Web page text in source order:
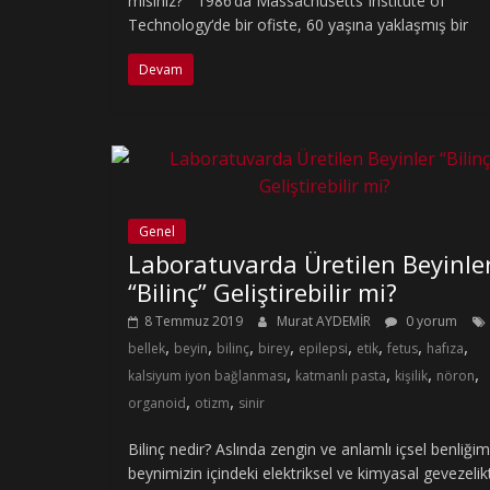
Technology‘de bir ofiste, 60 yaşına yaklaşmış bir
Devam
Genel
Laboratuvarda Üretilen
“Bilinç” Geliştirebilir mi?
8 Temmuz 2019 Murat AYDEMİR
0 yorum
bellek, beyin, bilinç, birey, epilepsi, etik, fetus, hafıza,
kalsiyum iyon bağlanması, katmanlı pasta, kişilik, nöron,
organoid, otizm, sinir
Bilinç nedir? Aslında zengin ve anlamlı içsel
beynimizin içindeki elektriksel ve kimyasal